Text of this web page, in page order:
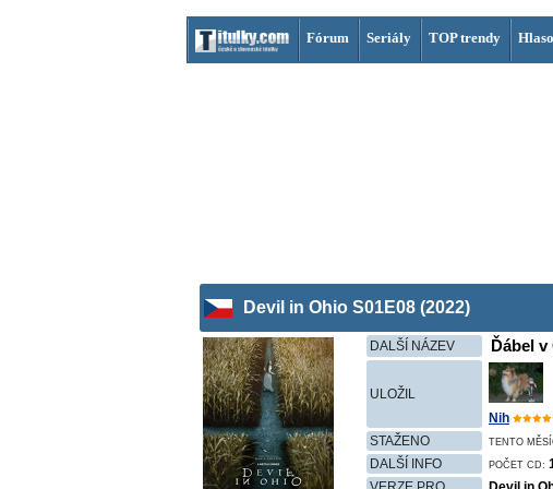
Fórum Seriály TOP trendy
Devil in Ohio S01E08 (2022)
DALŠÍ NÁZEV Ďábel v
ULOŽIL
Nih
STAŽENO
TENTO
DALŠÍ INFO
POČET CD: